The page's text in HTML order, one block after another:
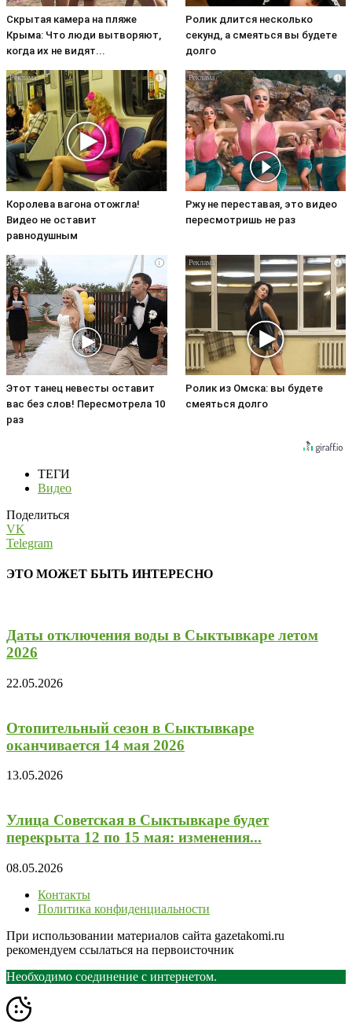
Скрытая камера на пляже
Крыма: Что люди вытворяют,
когда их не видят...
Ролик длится несколько
секунд, а смеяться вы будете
долго
i
Королева вагона отожгла!
Видео не оставит
равнодушным
i
Ржу не переставая, это видео
пересмотришь не раз
i
Этот танец невесты оставит
вас без слов! Пересмотрела 10
раз
i
Ролик из Омска: вы будете
смеяться долго
ТЕГИ
Видео
Поделиться
VK
Telegram
ЭТО МОЖЕТ БЫТЬ ИНТЕРЕСНО
Даты отключения воды в Сыктывкаре летом
2026
22.05.2026
Отопительный сезон в Сыктывкаре
оканчивается 14 мая 2026
13.05.2026
Улица Советская в Сыктывкаре будет
перекрыта 12 по 15 мая: изменения...
08.05.2026
Контакты
Политика конфиденциальности
При использовании материалов сайта gazetakomi.ru
рекомендуем ссылаться на первоисточник
Необходимо соединение с интернетом.